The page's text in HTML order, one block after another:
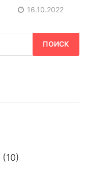
16.10.2022
(10)